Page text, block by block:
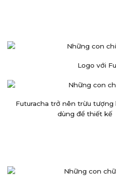
Logo với
Futuracha trở nên trừu tượng
dùng để thiết kế